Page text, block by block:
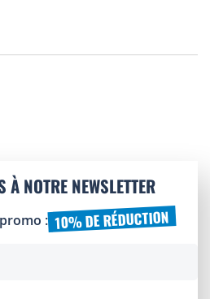
NOTRE NEWSLETTER
: 10% DE RÉDUCTION